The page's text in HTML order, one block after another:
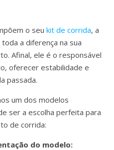
o seu kit de corrida, a
a diferença na sua
Afinal, ele é o responsável
oferecer estabilidade e
passada.
um dos modelos
ser a escolha perfeita para
de corrida:
do modelo: